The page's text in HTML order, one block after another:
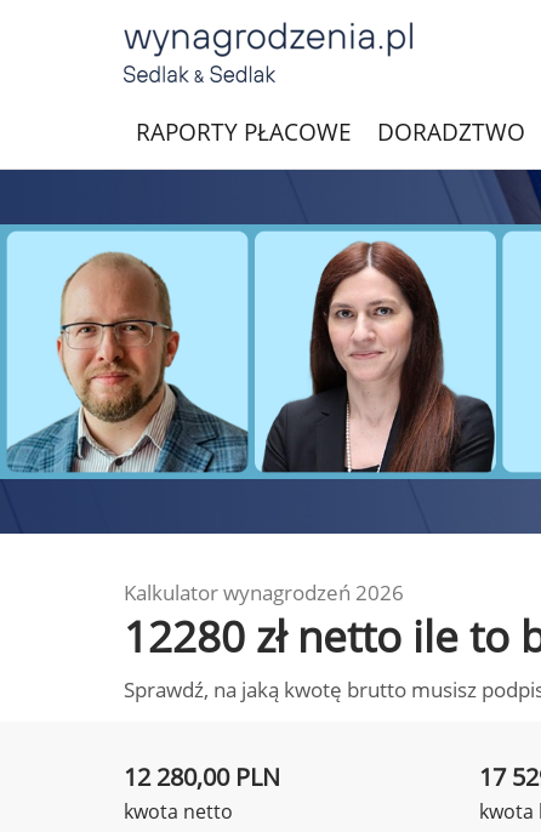
RAPORTY PŁACOWE DORADZTWO
Kalkulator wynagrodzeń 2026
12280 zł netto ile
Sprawdź, na jaką kwotę brutto musisz
12 280,00 PLN
kwota netto
17